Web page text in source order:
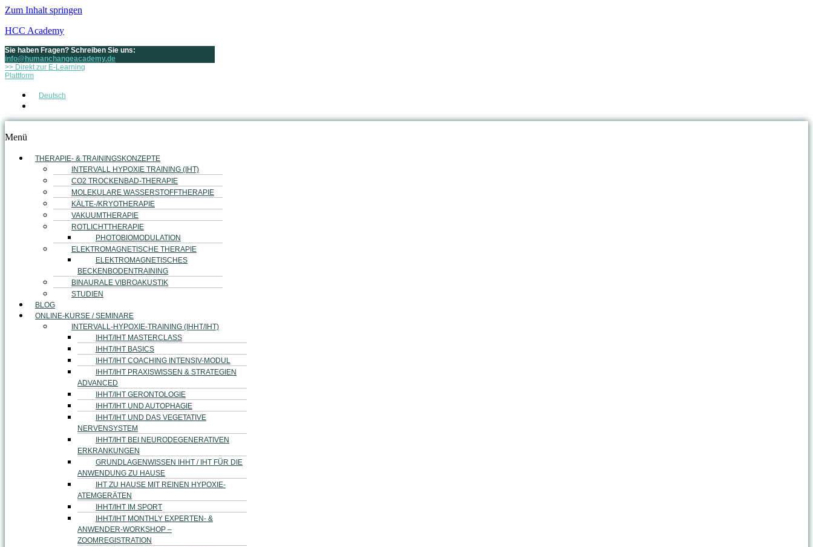
Zum Inhalt springen
HCC Academy
Sie haben Fragen? Schreiben Sie uns:
info@humanchangeacademy.de
>> Direkt zur E-Learning
Plattform
Deutsch
Menü
THERAPIE- & TRAININGSKONZEPTE
INTERVALL HYPOXIE TRAINING (IHT)
CO2 TROCKENBAD-THERAPIE
MOLEKULARE WASSERSTOFFTHERAPIE
KÄLTE-/KRYOTHERAPIE
VAKUUMTHERAPIE
ROTLICHTTHERAPIE
PHOTOBIOMODULATION
ELEKTROMAGNETISCHE THERAPIE
ELEKTROMAGNETISCHES
BECKENBODENTRAINING
BINAURALE VIBROAKUSTIK
STUDIEN
BLOG
ONLINE-KURSE / SEMINARE
INTERVALL-HYPOXIE-TRAINING (IHHT/IHT)
IHHT/IHT MASTERCLASS
IHHT/IHT BASICS
IHHT/IHT COACHING INTENSIV-MODUL
IHHT/IHT PRAXISWISSEN & STRATEGIEN
ADVANCED
IHHT/IHT GERONTOLOGIE
IHHT/IHT UND AUTOPHAGIE
IHHT/IHT UND DAS VEGETATIVE
NERVENSYSTEM
IHHT/IHT BEI NEURODEGENERATIVEN
ERKRANKUNGEN
GRUNDLAGENWISSEN IHHT / IHT FÜR DIE
ANWENDUNG ZU HAUSE
IHT ZU HAUSE MIT REINEN HYPOXIE-
ATEMGERÄTEN
IHHT/IHT IM SPORT
IHHT/IHT MONTHLY EXPERTEN- &
ANWENDER-WORKSHOP –
ZOOMREGISTRATION